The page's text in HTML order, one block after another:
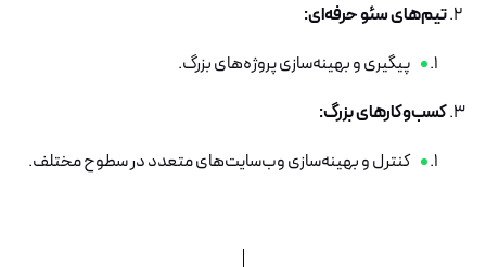
تیم‌های سئو حرفه‌ای:
پیگیری و بهینه‌سازی پروژه‌های بزرگ.
کسب‌وکارهای بزرگ:
کنترل و بهینه‌سازی وب‌سایت‌های متعدد در سطوح مختلف.